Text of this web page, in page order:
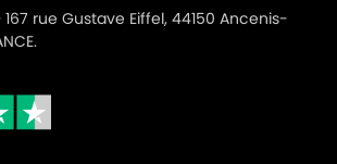
167 rue Gustave Eiffel, 44150 Ancenis-